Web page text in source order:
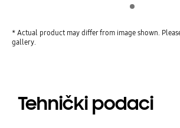
* Actual product may differ from image shown.
gallery.
Tehnički podaci